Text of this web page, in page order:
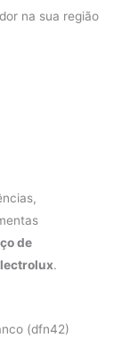
na sua região
de
.
(dfn42)